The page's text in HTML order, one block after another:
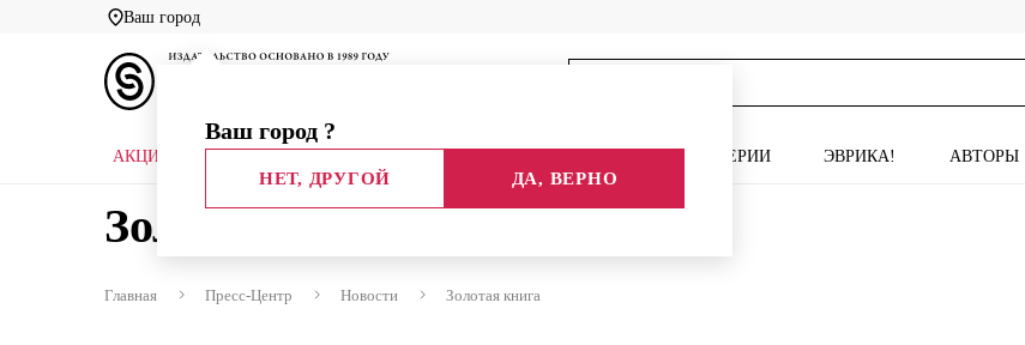
Ваш город
Ваш город ?
НЕТ, ДРУГОЙ ДА, ВЕРНО
АКЦИИ СЕРИИ ЭВРИКА! АВТОРЫ
Золотая книга
Главная Пресс-Центр Новости Золотая книга